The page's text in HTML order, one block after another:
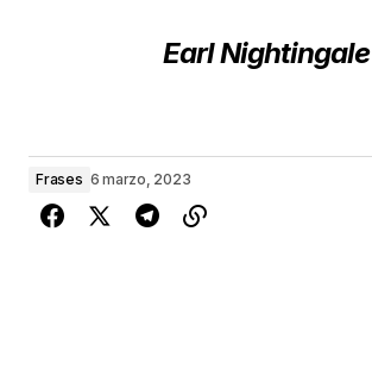
Earl Nightingale
Frases 6 marzo, 2023